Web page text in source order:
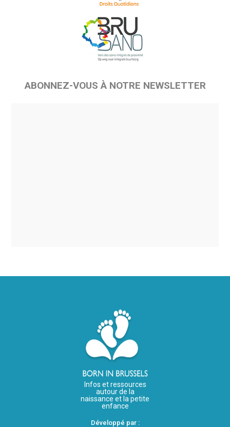
ABONNEZ-VOUS À NOTRE NEWSLETTER
Infos et ressources
autour de la
naissance et la petite
enfance
Développé par :